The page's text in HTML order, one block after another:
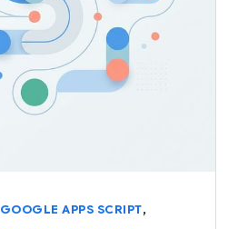
GOOGLE APPS SCRIPT,